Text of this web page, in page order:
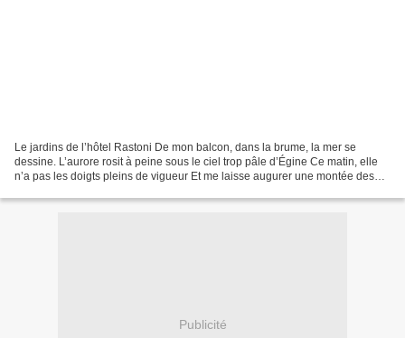
Le jardins de l’hôtel Rastoni De mon balcon, dans la brume, la mer se
dessine. L’aurore rosit à peine sous le ciel trop pâle d’Égine Ce matin, elle
n’a pas les doigts pleins de vigueur Et me laisse augurer une montée des
Publicité